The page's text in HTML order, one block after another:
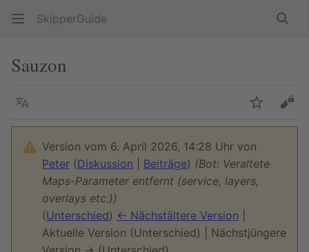
SkipperGuide
Sauzon
Sprache
Version vom 6. April 2026, 14:28 Uhr von
Peter (Diskussion Beiträge) (Bot: Veraltete
Maps-Parameter entfernt (service, layers,
overlays etc.))
(Unterschied) ← Nächstältere Version
Aktuelle Version (Unterschied) | Nächstjüngere